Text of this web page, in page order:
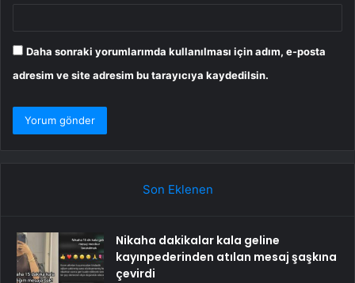
Daha sonraki yorumlarımda kullanılması için adım, e-posta
adresim ve site adresim bu tarayıcıya kaydedilsin.
Son Eklenen
Nikaha dakikalar kala geline
kayınpederinden atılan mesaj şaşkına
çevirdi